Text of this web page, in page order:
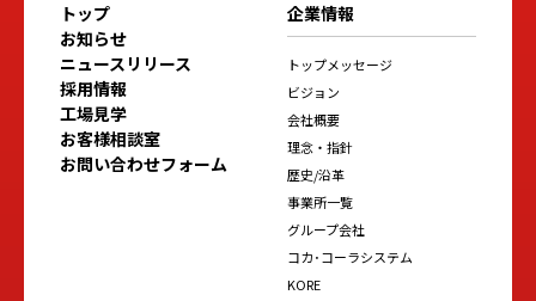
トップ
お知らせ
ニュースリリース
採用情報
工場見学
お客様相談室
お問い合わせフォーム
企業情報
トップメッセージ
ビジョン
会社概要
理念・指針
歴史/沿革
事業所一覧
グループ会社
コカ･コーラシステム
KORE